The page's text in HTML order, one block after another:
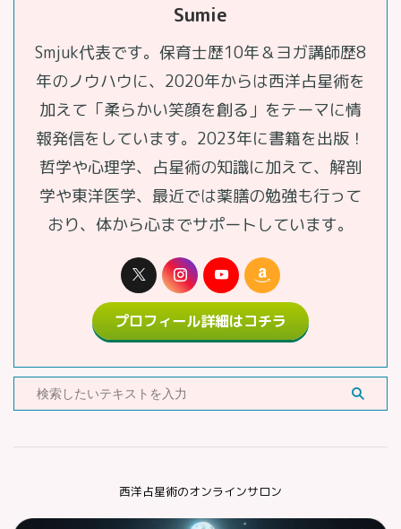
Sumie
Smjuk代表です。保育士歴10年＆ヨガ講師歴8
年のノウハウに、2020年からは西洋占星術を
加えて「柔らかい笑顔を創る」をテーマに情
報発信をしています。2023年に書籍を出版！
哲学や心理学、占星術の知識に加えて、解剖
学や東洋医学、最近では薬膳の勉強も行って
おり、体から心までサポートしています。
プロフィール詳細はコチラ
西洋占星術のオンラインサロン